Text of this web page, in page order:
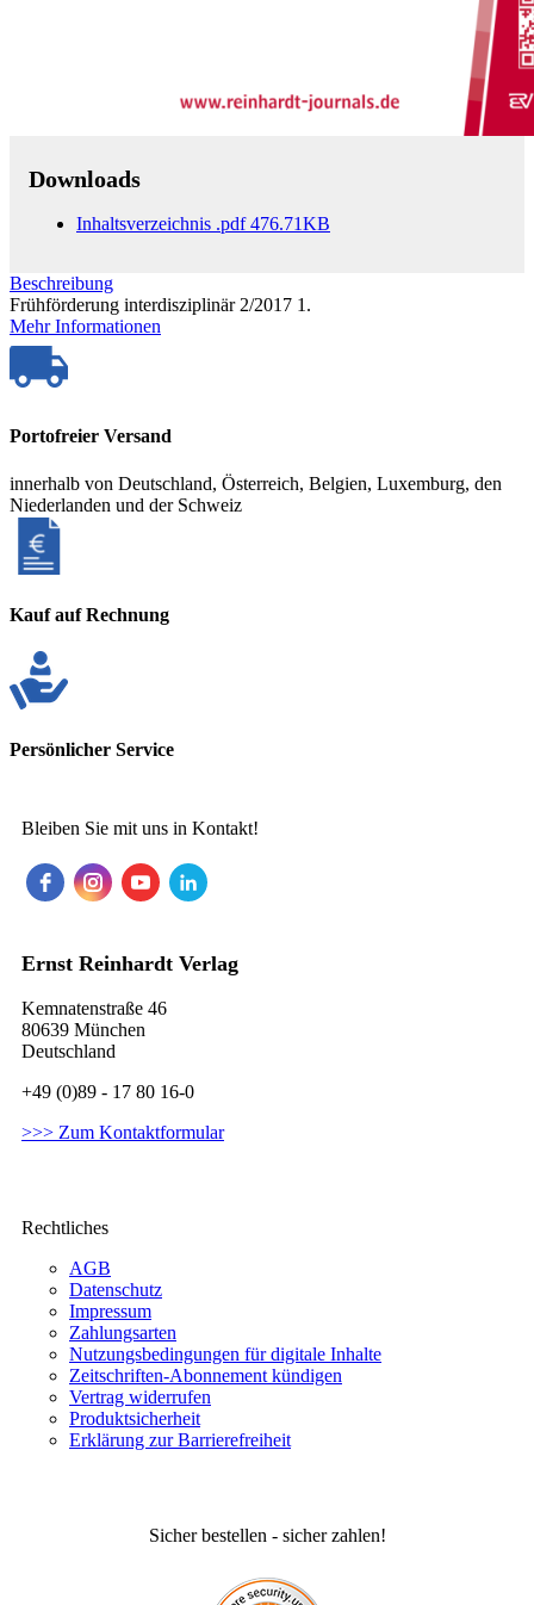
Downloads
Inhaltsverzeichnis .pdf 476.71KB
Beschreibung
Frühförderung interdisziplinär 2/2017 1.
Mehr Informationen
Portofreier Versand
innerhalb von Deutschland, Österreich, Belgien, Luxemburg, den
Niederlanden und der Schweiz
Kauf auf Rechnung
Persönlicher Service
Bleiben Sie mit uns in Kontakt!
Ernst Reinhardt Verlag
Kemnatenstraße 46
80639 München
Deutschland
+49 (0)89 - 17 80 16-0
>>> Zum Kontaktformular
Rechtliches
AGB
Datenschutz
Impressum
Zahlungsarten
Nutzungsbedingungen für digitale Inhalte
Zeitschriften-Abonnement kündigen
Vertrag widerrufen
Produktsicherheit
Erklärung zur Barrierefreiheit
Sicher bestellen - sicher zahlen!